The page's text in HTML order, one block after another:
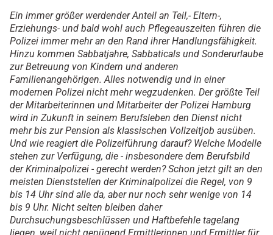
Ein immer größer werdender Anteil an Teil,- Eltern-,
Erziehungs- und bald wohl auch Pflegeauszeiten führen die
Polizei immer mehr an den Rand ihrer Handlungsfähigkeit.
Hinzu kommen Sabbatjahre, Sabbaticals und Sonderurlaube
zur Betreuung von Kindern und anderen
Familienangehörigen. Alles notwendig und in einer
modernen Polizei nicht mehr wegzudenken. Der größte Teil
der Mitarbeiterinnen und Mitarbeiter der Polizei Hamburg
wird in Zukunft in seinem Berufsleben den Dienst nicht
mehr bis zur Pension als klassischen Vollzeitjob ausüben.
Und wie reagiert die Polizeiführung darauf? Welche Modelle
stehen zur Verfügung, die - insbesondere dem Berufsbild
der Kriminalpolizei - gerecht werden? Schon jetzt gilt an den
meisten Dienststellen der Kriminalpolizei die Regel, von 9
bis 14 Uhr sind alle da, aber nur noch sehr wenige von 14
bis 9 Uhr. Nicht selten bleiben daher
Durchsuchungsbeschlüssen und Haftbefehle tagelang